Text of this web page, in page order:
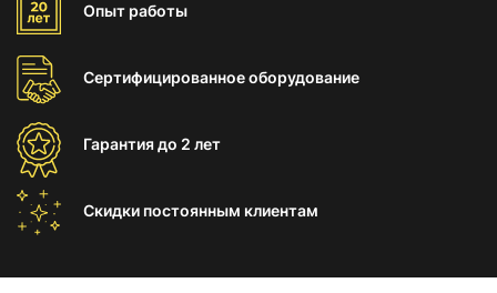
Опыт работы
Сертифицированноеоборудование
Гарантиядо 2 лет
Скидки постоянным клиентам